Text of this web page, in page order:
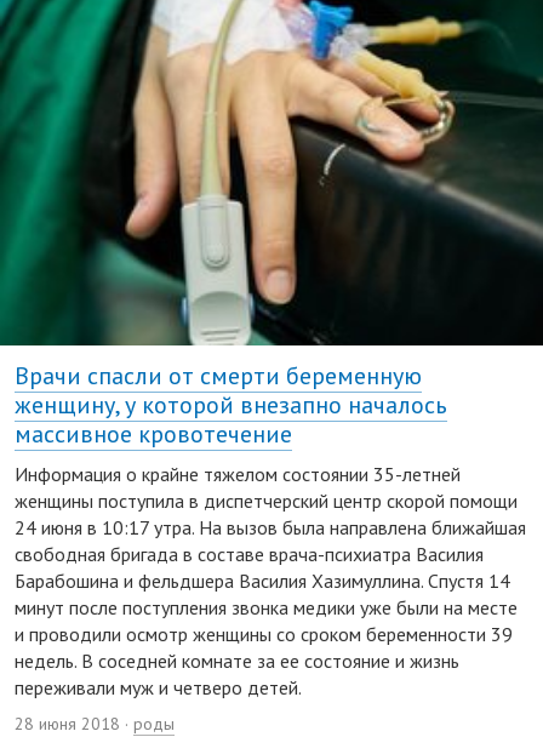
Врачи спасли от смерти беременную
женщину, у которой внезапно началось
массивное кровотечение
Информация о крайне тяжелом состоянии 35-летней
женщины поступила в диспетчерский центр скорой помощи
24 июня в 10:17 утра. На вызов была направлена ближайшая
свободная бригада в составе врача-психиатра Василия
Барабошина и фельдшера Василия Хазимуллина. Спустя 14
минут после поступления звонка медики уже были на месте
и проводили осмотр женщины со сроком беременности 39
недель. В соседней комнате за ее состояние и жизнь
переживали муж и четверо детей.
28 июня 2018 · роды